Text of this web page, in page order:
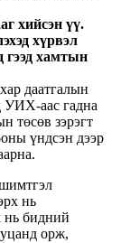
хийсэн үү.
хүрвэл
гээд хамтын
даатгалын
УИХ-аас гадна
төсөв зэрэгт
үндсэн дээр
нь
нь бидний
орж,